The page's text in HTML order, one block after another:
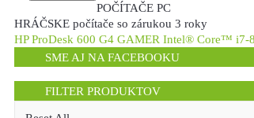
POČÍTAČE PC
HRÁČSKE počítače so zárukou 3 roky
HP ProDesk 600 G4 GAMER Intel® Core™ i7-
SME AJ NA FACEBOOKU
FILTER PRODUKTOV